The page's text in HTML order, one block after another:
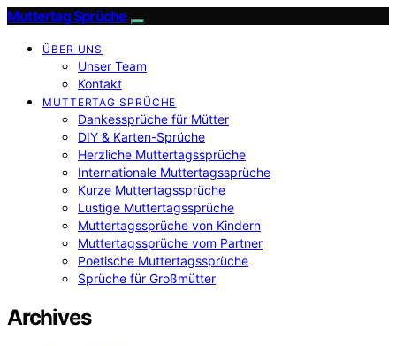
Muttertag Sprüche
ÜBER UNS
Unser Team
Kontakt
MUTTERTAG SPRÜCHE
Dankessprüche für Mütter
DIY & Karten-Sprüche
Herzliche Muttertagssprüche
Internationale Muttertagssprüche
Kurze Muttertagssprüche
Lustige Muttertagssprüche
Muttertagssprüche von Kindern
Muttertagssprüche vom Partner
Poetische Muttertagssprüche
Sprüche für Großmütter
Archives